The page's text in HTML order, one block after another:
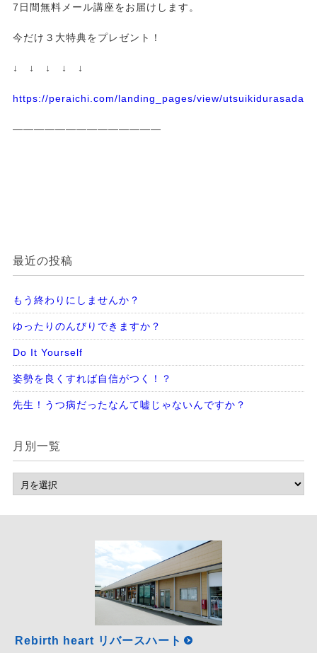
7日間無料メール講座をお届けします。
今だけ３大特典をプレゼント！
↓ ↓ ↓ ↓ ↓
https://peraichi.com/landing_pages/view/
——————————————
最近の投稿
もう終わりにしませんか？
ゆったりのんびりできますか？
Do It Yourself
姿勢を良くすれば自信がつく！？
先生！うつ病だったなんて嘘じゃないんですか？
月別一覧
Rebirth heart リバースハート